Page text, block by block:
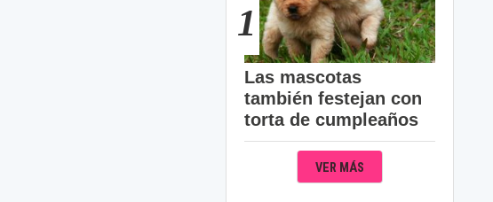
1
Las mascotas
también festejan con
torta de cumpleaños
VER MÁS